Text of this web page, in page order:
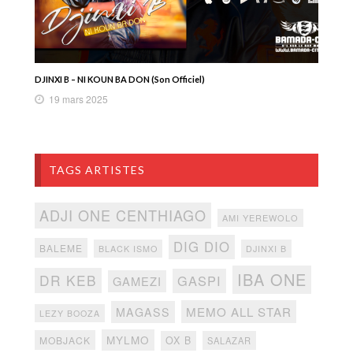
DJINXI B – NI KOUN BA DON (Son Officiel)
19 mars 2025
TAGS ARTISTES
ADJI ONE CENTHIAGO AMI YEREWOLO
BALEME BLACK ISMO DIG DIO DJINXI B
DR KEB GAMEZI GASPI IBA ONE
LEZY BOOZA MAGASS MEMO ALL STAR
MOBJACK MYLMO OX B SALAZAR